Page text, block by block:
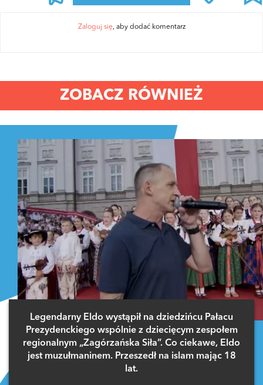
Zaloguj się, aby dodać komentarz
ZOBACZ RÓWNIEŻ
Legendarny Eldo wystąpił na dziedzińcu Pałacu
Prezydenckiego wspólnie z dziecięcym zespołem
regionalnym „Zagórzańska Siła”. Co ciekawe, Eldo
jest muzułmaninem. Przeszedł na islam mając 18
lat.